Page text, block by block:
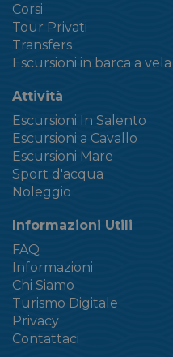
Corsi
Tour Privati
Transfers
Escursioni in barca a vela
Attività
Escursioni In Salento
Escursioni a Cavallo
Escursioni Mare
Sport d'acqua
Noleggio
Informazioni Utili
FAQ
Informazioni
Chi Siamo
Turismo Digitale
Privacy
Contattaci